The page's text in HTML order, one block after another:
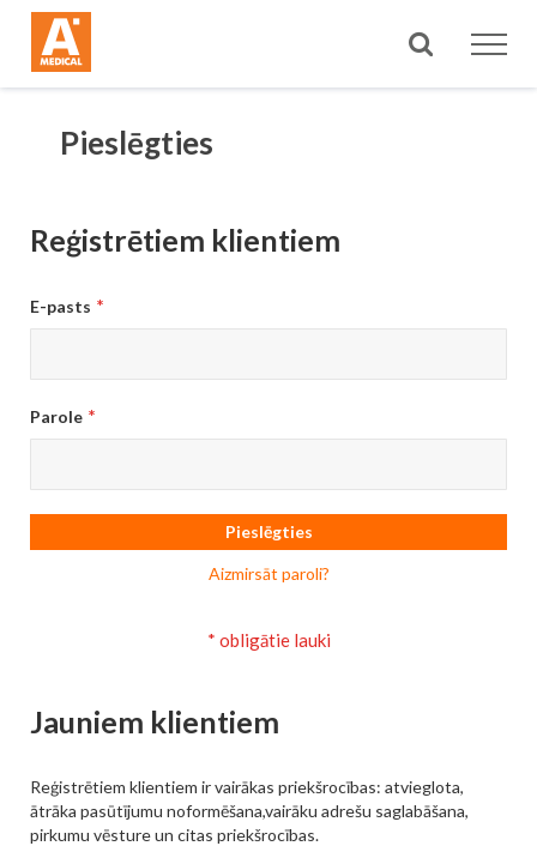
Meklēt
Pieslēgties
Reģistrētiem klientiem
E-pasts
Parole
Pieslēgties
Aizmirsāt paroli?
Jauniem klientiem
Reģistrētiem klientiem ir vairākas priekšrocības: atvieglota,
ātrāka pasūtījumu noformēšana,vairāku adrešu saglabāšana,
pirkumu vēsture un citas priekšrocības.